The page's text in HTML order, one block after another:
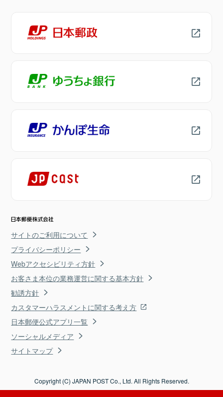
サイトのご利用について
プライバシーポリシー
Webアクセシビリティ方針
お客さま本位の業務運営に関する基本方針
勧誘方針
カスタマーハラスメントに関する考え方
日本郵便公式アプリ一覧
ソーシャルメディア
サイトマップ
Copyright (C) JAPAN POST Co., Ltd. All Rights Reserved.